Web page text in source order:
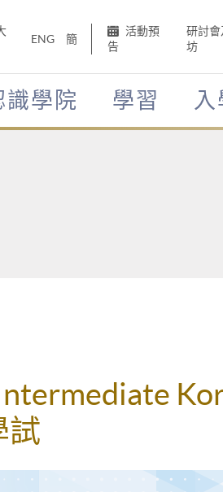
ENG 簡
活動預
告
研討
坊
識學院 學習
試